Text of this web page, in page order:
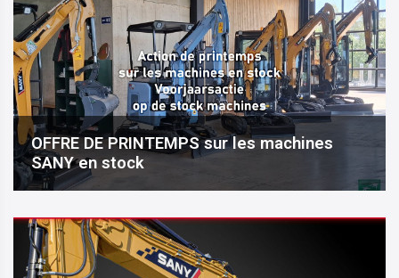
OFFRE DE PRINTEMPS sur les machines
SANY en stock